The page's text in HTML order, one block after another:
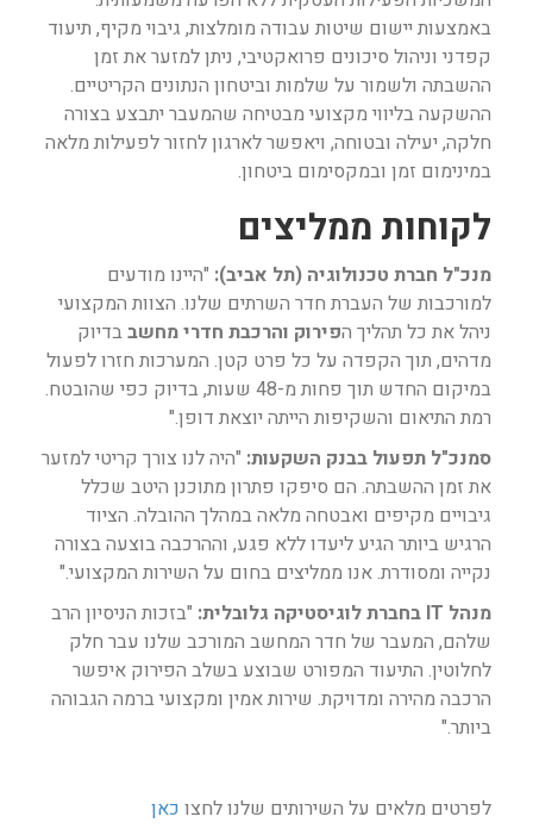
באמצעות יישום שיטות עבודה מומלצות, גיבוי מקיף, תיעוד
קפדני וניהול סיכונים פרואקטיבי, ניתן למזער את זמן
ההשבתה ולשמור על שלמות וביטחון הנתונים הקריטיים.
ההשקעה בליווי מקצועי מבטיחה שהמעבר יתבצע בצורה
חלקה, יעילה ובטוחה, ויאפשר לארגון לחזור לפעילות מלאה
במינימום זמן ובמקסימום ביטחון.
לקוחות ממליצים
מנכ"ל חברת טכנולוגיה (תל אביב): "היינו מודעים
למורכבות של העברת חדר השרתים שלנו. הצוות המקצועי
ניהל את כל תהליך הפירוק והרכבת חדרי מחשבבדיוק
מדהים, תוך הקפדה על כל פרט קטן. המערכות חזרו לפעול
במיקום החדש תוך פחות מ-48 שעות, בדיוק כפי שהובטח.
רמת התיאום והשקיפות הייתה יוצאת דופן."
סמנכ"ל תפעול בבנק השקעות: "היה לנו צורך קריטי למזער
את זמן ההשבתה. הם סיפקו פתרון מתוכנן היטב שכלל
גיבויים מקיפים ואבטחה מלאה במהלך ההובלה. הציוד
הרגיש ביותר הגיע ליעדו ללא פגע, וההרכבה בוצעה בצורה
נקייה ומסודרת. אנו ממליצים בחום על השירות המקצועי."
מנהל IT בחברת לוגיסטיקה גלובלית:
"בזכות הניסיון הרב
שלהם, המעבר של חדר המחשב המורכב שלנו עבר חלק
לחלוטין. התיעוד המפורט שבוצע בשלב הפירוק איפשר
הרכבה מהירה ומדויקת. שירות אמין ומקצועי ברמה הגבוהה
ביותר."
לפרטים מלאים על השירותים שלנו לחצו כאן